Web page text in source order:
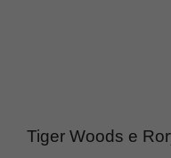
Tiger Woods e